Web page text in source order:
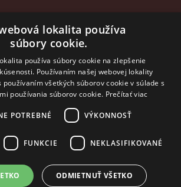
2014 - 2026 © ROSLER s.r.o.
lokalita používa
súbory cookie.
používa súbory cookie na zlepšenie
Používaním našej webovej lokality
všetkých súborov cookie v súlade s
používania súborov cookie. Prečítať viac
POTREBNÉ VÝKONNOSŤ
FUNKCIE NEKLASIFIKOVANÉ
ODMIETNUŤ VŠETKO